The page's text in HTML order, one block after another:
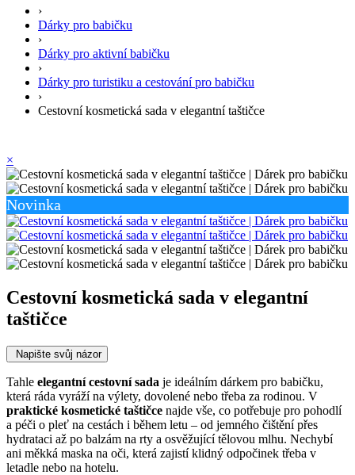
›
Dárky pro babičku
›
Dárky pro aktivní babičku
›
Dárky pro turistiku a cestování pro babičku
›
Cestovní kosmetická sada v elegantní taštičce
×
Novinka
Cestovní kosmetická sada v elegantní
taštičce
Napište svůj názor
Tahle elegantní cestovní sada je ideálním dárkem pro babičku,
která ráda vyráží na výlety, dovolené nebo třeba za rodinou. V
praktické kosmetické taštičce najde vše, co potřebuje pro pohodlí
a péči o pleť na cestách i během letu – od jemného čištění přes
hydrataci až po balzám na rty a osvěžující tělovou mlhu. Nechybí
ani měkká maska na oči, která zajistí klidný odpočinek třeba v
letadle nebo na hotelu.